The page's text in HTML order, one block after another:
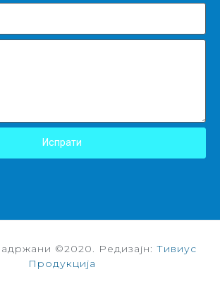
Испрати
©2020. Редизајн: Тивиус
Продукција